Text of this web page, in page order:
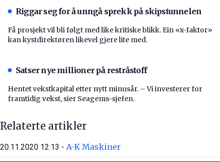
Riggar seg for å unngå sprekk på skipstunnelen
Få prosjekt vil bli følgt med like kritiske blikk. Ein «x-faktor»
kan kystdirektøren likevel gjere lite med.
Satser nye millioner på restråstoff
Hentet vekstkapital etter nytt minusår. – Vi investerer for
framtidig vekst, sier Seagems-sjefen.
Relaterte artikler
20.11.2020 12:13 - A-K Maskiner